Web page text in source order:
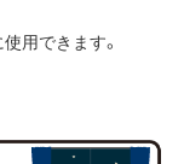
用できます。